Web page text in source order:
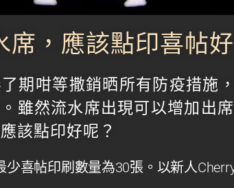
席，應該點印喜帖好
期咁等撒銷晒所有防疫措施
雖然流水席出現可以增加出
該點印好呢？
少喜帖印刷數量為30張。以新人